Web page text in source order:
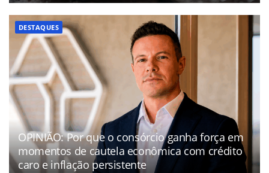
DESTAQUES
OPINIÃO: Por que o consórcio ganha força em
momentos de cautela econômica com crédito
caro e inflação persistente